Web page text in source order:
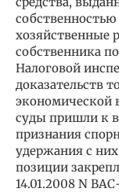
хозяйственные
собственника
Налоговой
доказательств
экономической
суды пришли к
признания
удержания с
позиции
14.01.2008 N